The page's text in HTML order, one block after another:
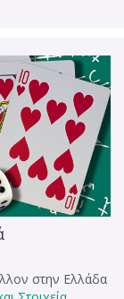
στην Ελλάδα